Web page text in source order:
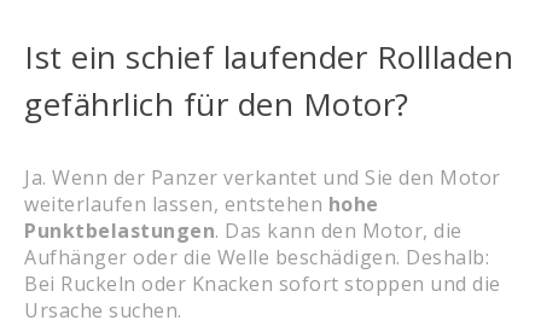
Ist ein schief laufender Rollladen
gefährlich für den Motor?
Ja. Wenn der Panzer verkantet und Sie den Motor
weiterlaufen lassen, entstehen hohe
Punktbelastungen. Das kann den Motor, die
Aufhänger oder die Welle beschädigen. Deshalb:
Bei Ruckeln oder Knacken sofort stoppen und die
Ursache suchen.